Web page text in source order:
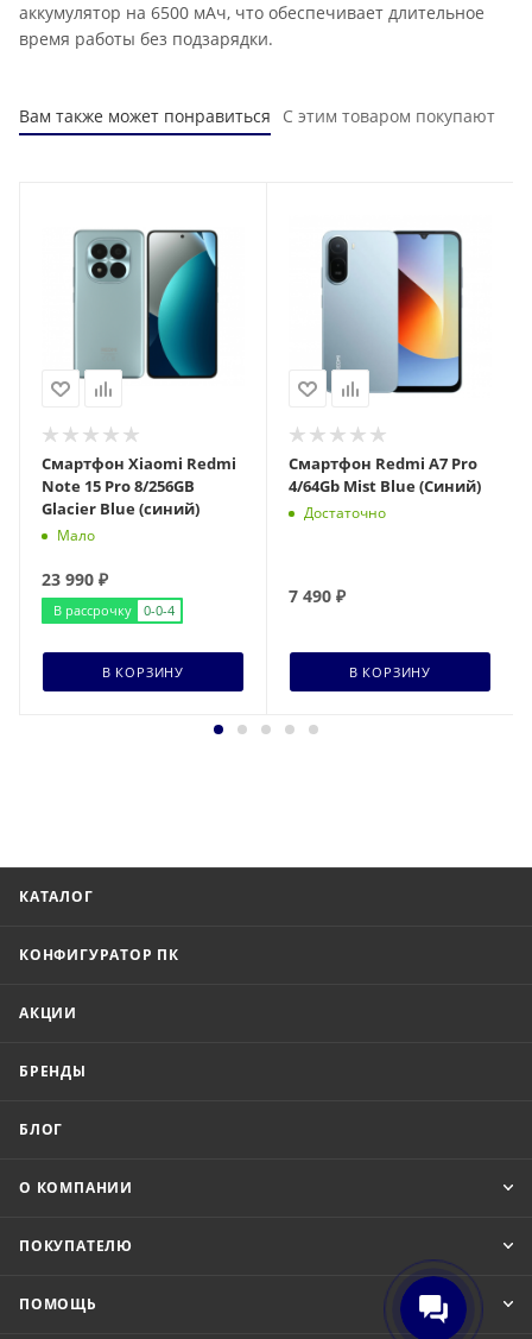
аккумулятор на 6500 мАч, что обеспечивает длительное
время работы без подзарядки.
Вам также может понравиться С этим товаром покупают
Смартфон Xiaomi Redmi
Note 15 Pro 8/256GB
Glacier Blue (синий)
Мало
23 990 ₽
В рассрочку 0-0-4
В КОРЗИНУ
Смартфон Redmi A7 Pro
4/64Gb Mist Blue (Синий)
Достаточно
7 490 ₽
В КОРЗИНУ
КАТАЛОГ
КОНФИГУРАТОР ПК
АКЦИИ
БРЕНДЫ
БЛОГ
О КОМПАНИИ
ПОКУПАТЕЛЮ
ПОМОЩЬ